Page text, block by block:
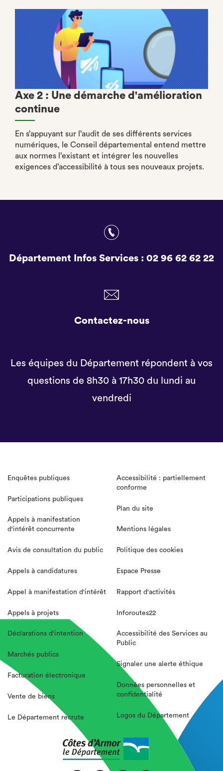
Axe 2 : Une démarche d'amélioration
continue
En s’appuyant sur l’audit de ses différents services
numériques, le Conseil départemental entend mettre
aux normes l’existant et intégrer les nouvelles
exigences d’accessibilité à tous ses nouveaux projets.
Département Infos Services : 02 96 62 62 22
Contactez-nous
Les équipes du Département répondent à vos
questions de 8h30 à 17h30 du lundi au
vendredi
Enquêtes publiques
Participations publiques
Appels à manifestation
d'intérêt concurrente
Avis de consultation du public
Appels à candidatures
Appel à manifestation d'intérêt
Appels à projets
Déclarations d'intention
Marchés publics
Facturation électronique
Vente de biens
Le Département recrute
Accessibilité : partiellement
conforme
Plan du site
Mentions légales
Politique des cookies
Espace Presse
Rapport d'activités
Inforoutes22
Accessibilité des Services au
Public
Signaler une alerte éthique
Données personnelles et
confidentialité
Logos du Département